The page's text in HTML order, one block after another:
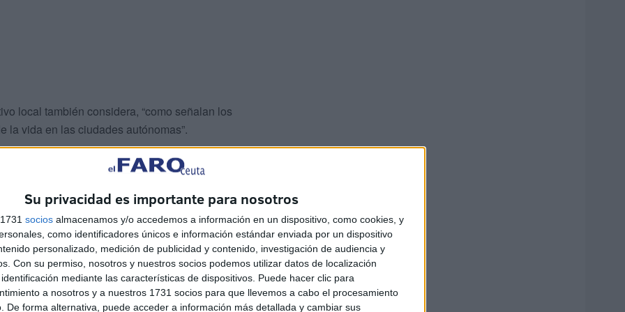
Su privacidad es importante para nosotros
socios almacenamos y/o accedemos a información en un dispositivo, como cookies, y
como identificadores únicos e información estándar enviada por un dispositivo
personalizado, medición de publicidad y contenido, investigación de audiencia y
Con su permiso, nosotros y nuestros socios podemos utilizar datos de localización
mediante las características de dispositivos. Puede hacer clic para
a nosotros y a nuestros 1731 socios para que llevemos a cabo el procesamiento
De forma alternativa, puede acceder a información más detallada y cambiar sus
local también considera, “como señalan los
la vida en las ciudades autónomas”.
elPremio Talento y cuestionará “cuáles son los